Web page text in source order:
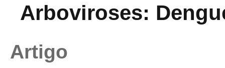
Arboviroses:
Artigo